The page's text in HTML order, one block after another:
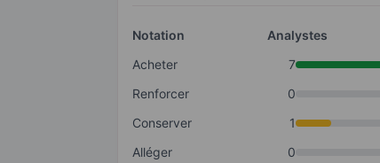
Notation
Analystes
Acheter
7
Renforcer
0
Conserver
1
Alléger
0